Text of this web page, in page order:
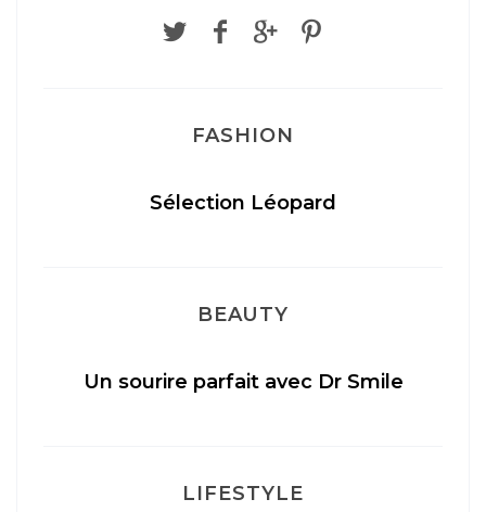
FASHION
Sélection Léopard
BEAUTY
Un sourire parfait avec Dr Smile
LIFESTYLE